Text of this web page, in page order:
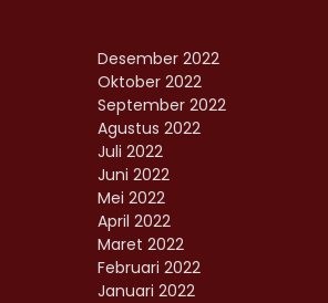
Desember 2022
Oktober 2022
September 2022
Agustus 2022
Juli 2022
Juni 2022
Mei 2022
April 2022
Maret 2022
Februari 2022
Januari 2022